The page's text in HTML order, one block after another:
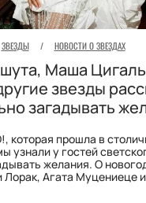
ЗВЕЗДЫ / НОВОСТИ О ЗВЕЗДАХ
Маша
звезды
загадывать
которая прошла в
узнали у гостей
желания. О
Лорак, Агата Муцениеце